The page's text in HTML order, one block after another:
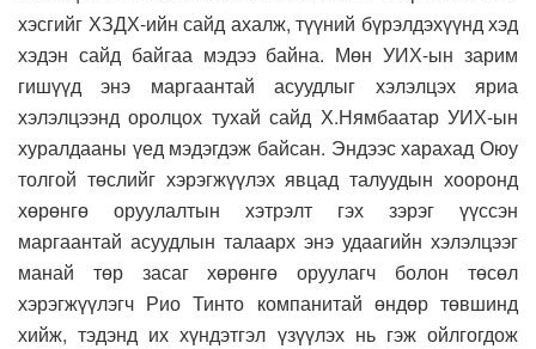
хэсгийг ХЗДХ-ийн сайд ахалж, түүний бүрэлдэхүүнд хэд
хэдэн сайд байгаа мэдээ байна. Мөн УИХ-ын зарим
гишүүд энэ маргаантай асуудлыг хэлэлцэх яриа
хэлэлцээнд оролцох тухай сайд Х.Нямбаатар УИХ-ын
хуралдааны үед мэдэгдэж байсан. Эндээс харахад Оюу
толгой төслийг хэрэгжүүлэх явцад талуудын хооронд
хөрөнгө оруулалтын хэтрэлт гэх зэрэг үүссэн
маргаантай асуудлын талаарх энэ удаагийн хэлэлцээг
манай төр засаг хөрөнгө оруулагч болон төсөл
хэрэгжүүлэгч Рио Тинто компанитай өндөр төвшинд
хийж, тэдэнд их хүндэтгэл үзүүлэх нь гэж ойлгогдож